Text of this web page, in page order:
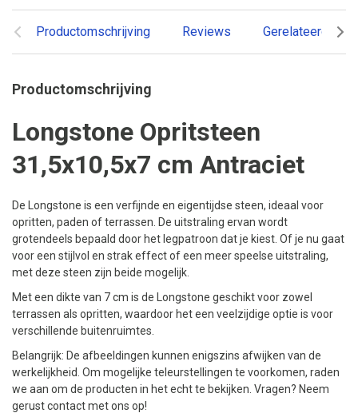
Productomschrijving Reviews Gerelateerde
Productomschrijving
Longstone Opritsteen
31,5x10,5x7 cm Antraciet
De Longstone is een verfijnde en eigentijdse steen, ideaal voor
opritten, paden of terrassen. De uitstraling ervan wordt
grotendeels bepaald door het legpatroon dat je kiest. Of je nu gaat
voor een stijlvol en strak effect of een meer speelse uitstraling,
met deze steen zijn beide mogelijk.
Met een dikte van 7 cm is de Longstone geschikt voor zowel
terrassen als opritten, waardoor het een veelzijdige optie is voor
verschillende buitenruimtes.
Belangrijk: De afbeeldingen kunnen enigszins afwijken van de
werkelijkheid. Om mogelijke teleurstellingen te voorkomen, raden
we aan om de producten in het echt te bekijken. Vragen? Neem
gerust contact met ons op!